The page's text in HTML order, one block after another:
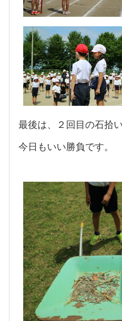
最後は、２回目の石拾
今日もいい勝負です。